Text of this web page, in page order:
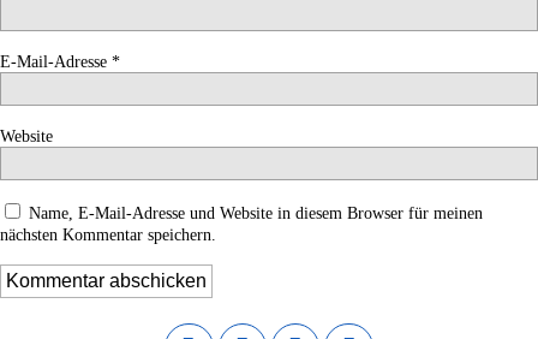
E-Mail-Adresse *
Website
Name, E-Mail-Adresse und Website in diesem Browser für meinen
nächsten Kommentar speichern.